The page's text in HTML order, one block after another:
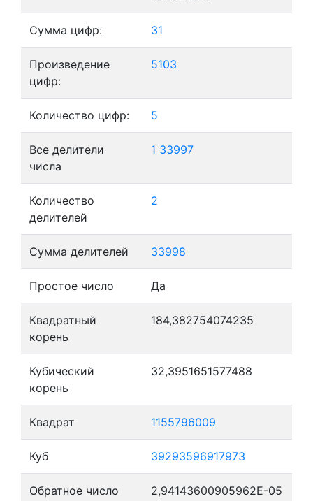
Сумма цифр: 31
Произведение
цифр:
5103
Количество цифр: 5
Все делители
числа
1 33997
Количество
делителей
2
Сумма делителей 33998
Простое число Да
Квадратный
корень
184,382754074235
Кубический
корень
32,3951651577488
Квадрат 1155796009
Куб 39293596917973
Обратное число 2,94143600905962E-05